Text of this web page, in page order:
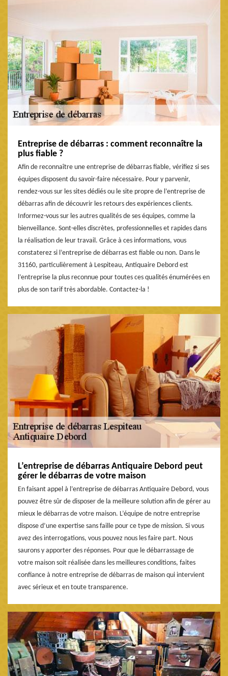
Entreprise de débarras : comment reconnaître la
plus fiable ?
Afin de reconnaître une entreprise de débarras fiable, vérifiez si ses
équipes disposent du savoir-faire nécessaire. Pour y parvenir,
rendez-vous sur les sites dédiés ou le site propre de l’entreprise de
débarras afin de découvrir les retours des expériences clients.
Informez-vous sur les autres qualités de ses équipes, comme la
bienveillance. Sont-elles discrètes, professionnelles et rapides dans
la réalisation de leur travail. Grâce à ces informations, vous
constaterez si l’entreprise de débarras est fiable ou non. Dans le
31160, particulièrement à Lespiteau, Antiquaire Debord est
l’entreprise la plus reconnue pour toutes ces qualités énumérées en
plus de son tarif très abordable. Contactez-la !
L’entreprise de débarras Antiquaire Debord peut
gérer le débarras de votre maison
En faisant appel à l’entreprise de débarras Antiquaire Debord, vous
pouvez être sûr de disposer de la meilleure solution afin de gérer au
mieux le débarras de votre maison. L’équipe de notre entreprise
dispose d’une expertise sans faille pour ce type de mission. Si vous
avez des interrogations, vous pouvez nous les faire part. Nous
saurons y apporter des réponses. Pour que le débarrassage de
votre maison soit réalisée dans les meilleures conditions, faites
confiance à notre entreprise de débarras de maison qui intervient
avec sérieux et en toute transparence.